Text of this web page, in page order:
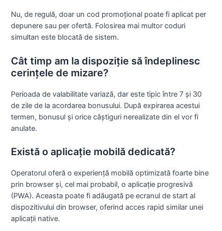
Nu, de regulă, doar un cod promoțional poate fi aplicat per
depunere sau per ofertă. Folosirea mai multor coduri
simultan este blocată de sistem.
Cât timp am la dispoziție să îndeplinesc
cerințele de mizare?
Perioada de valabilitate variază, dar este tipic între 7 și 30
de zile de la acordarea bonusului. După expirarea acestui
termen, bonusul și orice câștiguri nerealizate din el vor fi
anulate.
Există o aplicație mobilă dedicată?
Operatorul oferă o experiență mobilă optimizată foarte bine
prin browser și, cel mai probabil, o aplicație progresivă
(PWA). Aceasta poate fi adăugată pe ecranul de start al
dispozitivului din browser, oferind acces rapid similar unei
aplicații native.